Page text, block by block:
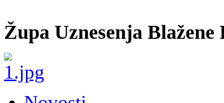
Župa Uznesenja